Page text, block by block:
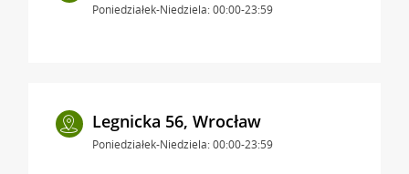
Poniedziałek-Niedziela: 00:00-23:59
Legnicka 56, Wrocław
Poniedziałek-Niedziela: 00:00-23:59